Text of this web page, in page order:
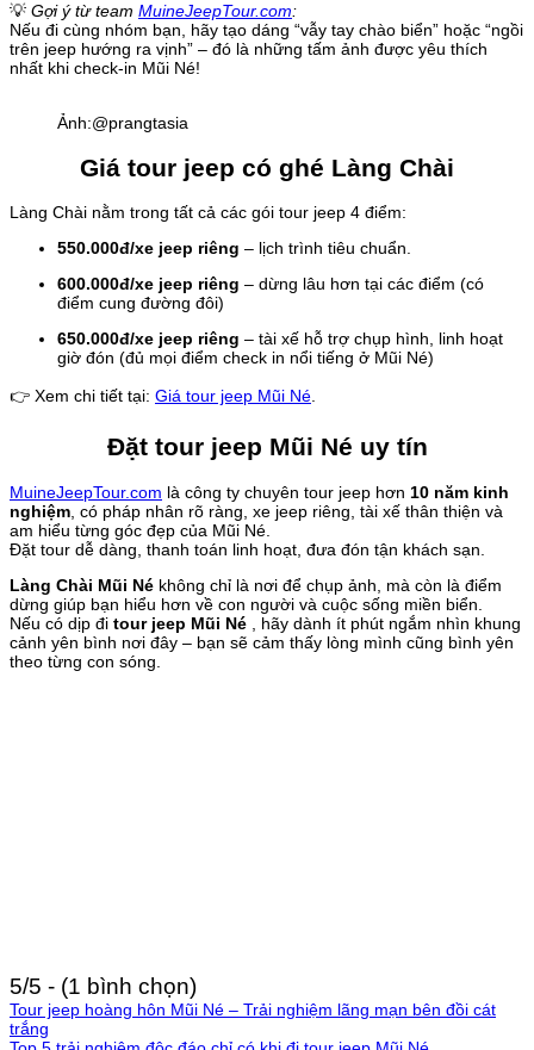
💡 Gợi ý từ team MuineJeepTour.com:
Nếu đi cùng nhóm bạn, hãy tạo dáng “vẫy tay chào biển” hoặc “ngồi
trên jeep hướng ra vịnh” – đó là những tấm ảnh được yêu thích
nhất khi check-in Mũi Né!
Ảnh:@prangtasia
Giá tour jeep có ghé Làng Chài
Làng Chài nằm trong tất cả các gói tour jeep 4 điểm:
550.000đ/xe jeep riêng – lịch trình tiêu chuẩn.
600.000đ/xe jeep riêng – dừng lâu hơn tại các điểm (có
điểm cung đường đôi)
650.000đ/xe jeep riêng – tài xế hỗ trợ chụp hình, linh hoạt
giờ đón (đủ mọi điểm check in nổi tiếng ở Mũi Né)
👉 Xem chi tiết tại: Giá tour jeep Mũi Né
Đặt tour jeep Mũi Né uy tín
MuineJeepTour.com là công ty chuyên tour jeep hơn 10 năm kinh
nghiệm , có pháp nhân rõ ràng, xe jeep riêng, tài xế thân thiện và
am hiểu từng góc đẹp của Mũi Né.
Đặt tour dễ dàng, thanh toán linh hoạt, đưa đón tận khách sạn.
Làng Chài Mũi Né không chỉ là nơi để chụp ảnh, mà còn là điểm
dừng giúp bạn hiểu hơn về con người và cuộc sống miền biển.
Nếu có dịp đi tour jeep Mũi Né
, hãy dành ít phút ngắm nhìn khung
cảnh yên bình nơi đây – bạn sẽ cảm thấy lòng mình cũng bình yên
theo từng con sóng.
5/5 - (1 bình chọn)
Tour jeep hoàng hôn Mũi Né – Trải nghiệm lãng mạn bên đồi cát
trắng